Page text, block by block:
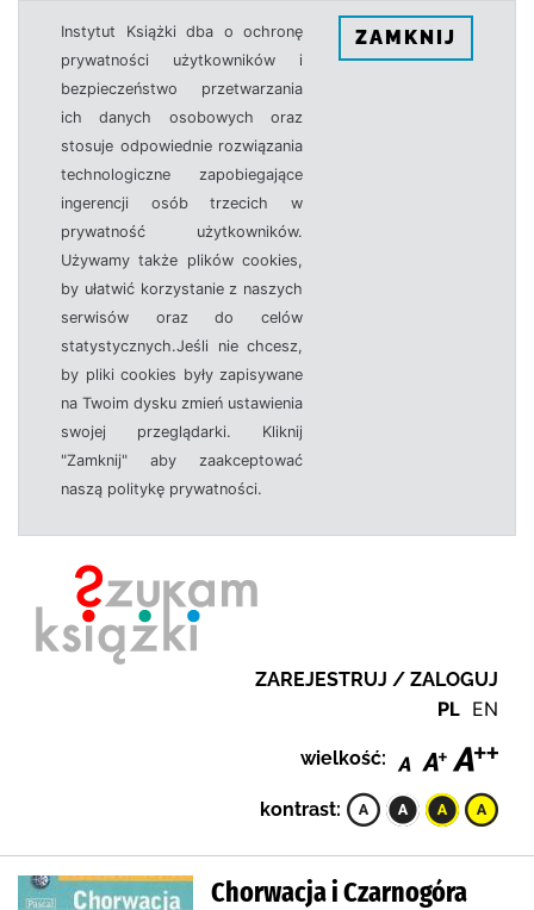
Instytut Książki dba o ochronę
prywatności użytkowników i
bezpieczeństwo przetwarzania
ich danych osobowych oraz
stosuje odpowiednie rozwiązania
technologiczne zapobiegające
ingerencji osób trzecich w
prywatność użytkowników.
Używamy także plików cookies,
by ułatwić korzystanie z naszych
serwisów oraz do celów
statystycznych.Jeśli nie chcesz,
by pliki cookies były zapisywane
na Twoim dysku zmień ustawienia
swojej przeglądarki. Kliknij
"Zamknij" aby zaakceptować
naszą politykę prywatności.
ZAMKNIJ
ZAREJESTRUJ / ZALOGUJ
PL EN
wielkość:
kontrast:
Chorwacja i Czarnogóra